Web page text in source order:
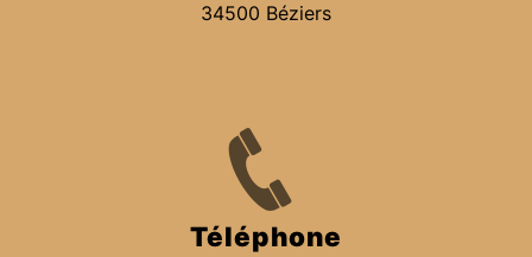
34500 Béziers
Téléphone